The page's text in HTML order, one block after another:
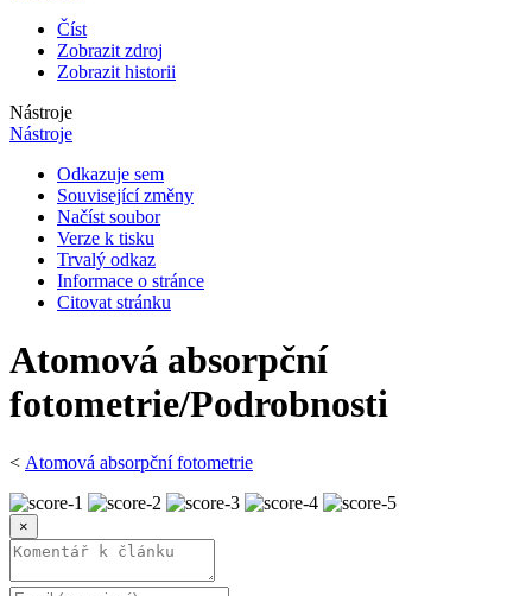
Číst
Zobrazit zdroj
Zobrazit historii
Nástroje
Nástroje
Odkazuje sem
Související změny
Načíst soubor
Verze k tisku
Trvalý odkaz
Informace o stránce
Citovat stránku
Atomová absorpční
fotometrie/Podrobnosti
< Atomová absorpční fotometrie
×